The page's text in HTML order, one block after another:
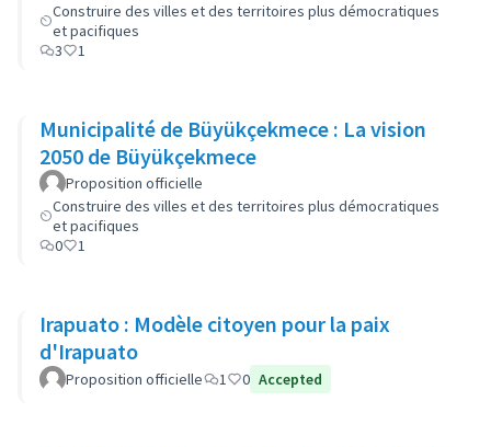
Construire des villes et des territoires plus démocratiques
et pacifiques
3
1
Municipalité de Büyükçekmece : La vision
2050 de Büyükçekmece
Proposition officielle
Construire des villes et des territoires plus démocratiques
et pacifiques
0
1
Irapuato : Modèle citoyen pour la paix
d'Irapuato
Proposition officielle 1 0 Accepted